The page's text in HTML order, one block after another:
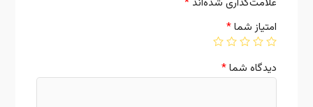
امتیاز شما*
دیدگاه شما*